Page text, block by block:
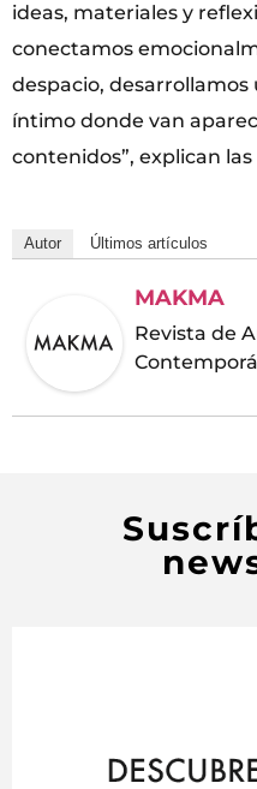
ideas, materiales y
conectamos
despacio,
íntimo donde van
contenidos”, explican
Autor Últimos artículos
MAKMA
Revista de